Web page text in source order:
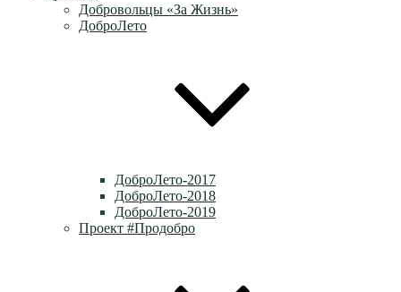
Добровольцы «За Жизнь»
ДоброЛето
ДоброЛето-2017
ДоброЛето-2018
ДоброЛето-2019
Проект #Продобро